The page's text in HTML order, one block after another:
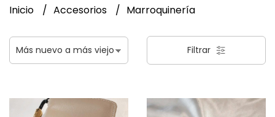
Inicio Accesorios Marroquinería
Filtrar